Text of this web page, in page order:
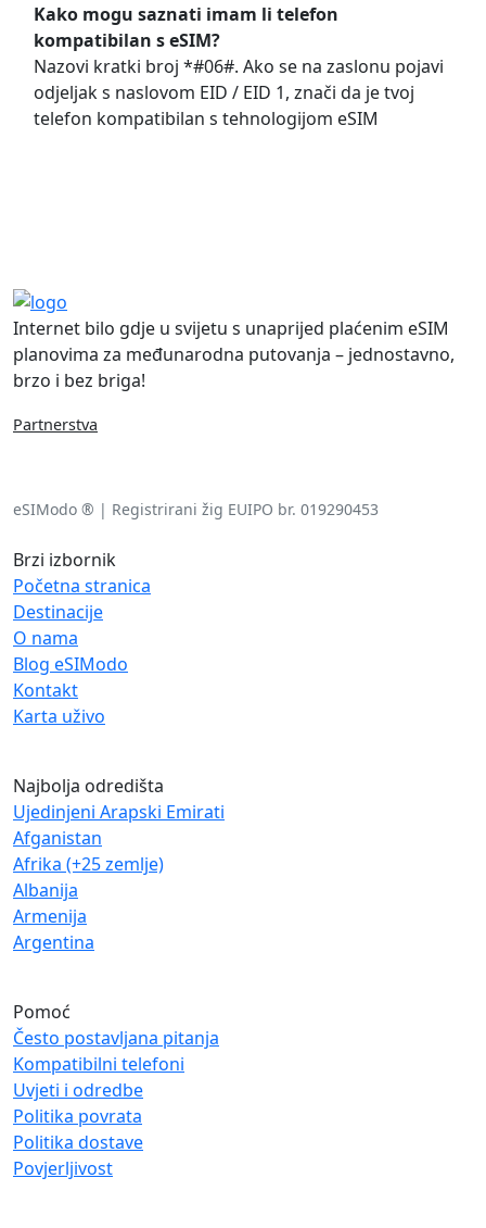
Kako mogu saznati imam li telefon
kompatibilan s eSIM?
Nazovi kratki broj *#06#. Ako se na zaslonu pojavi
odjeljak s naslovom EID / EID 1, znači da je tvoj
telefon kompatibilan s tehnologijom eSIM
Internet bilo gdje u svijetu s unaprijed plaćenim eSIM
planovima za međunarodna putovanja – jednostavno,
brzo i bez briga!
Partnerstva
eSIModo ® | Registrirani žig EUIPO br. 019290453
Brzi izbornik
Početna stranica
Destinacije
O nama
Blog eSIModo
Kontakt
Karta uživo
Najbolja odredišta
Ujedinjeni Arapski Emirati
Afganistan
Afrika (+25 zemlje)
Albanija
Armenija
Argentina
Pomoć
Često postavljana pitanja
Kompatibilni telefoni
Uvjeti i odredbe
Politika povrata
Politika dostave
Povjerljivost